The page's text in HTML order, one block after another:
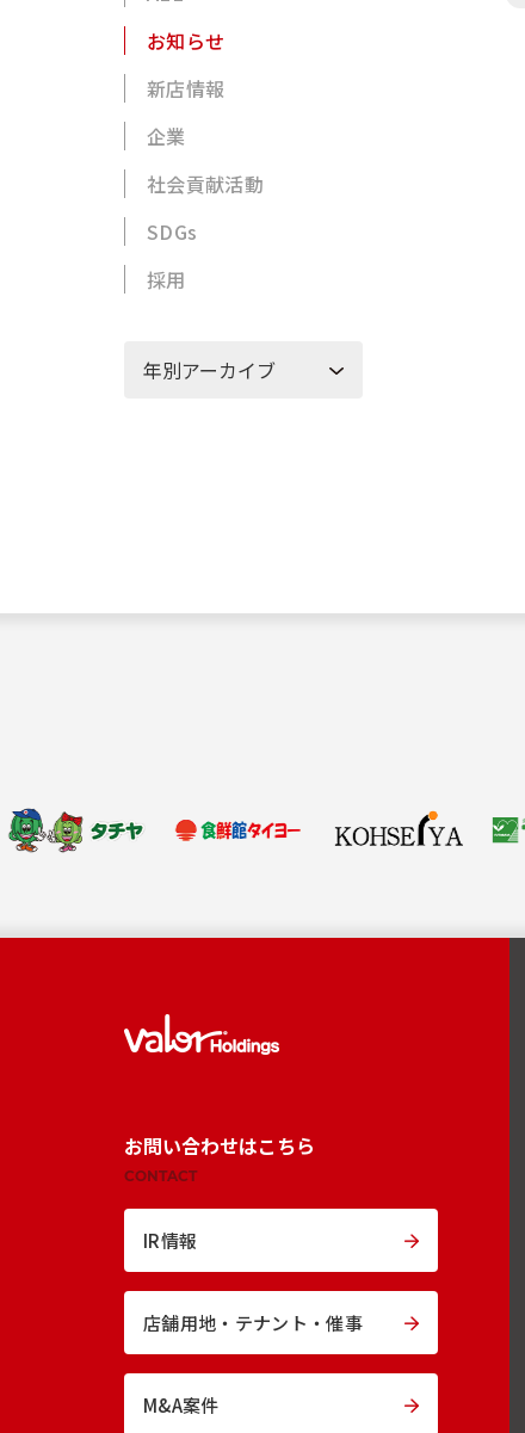
お知らせ
新店情報
企業
社会貢献活動
SDGs
採用
お問い合わせはこちら
CONTACT
IR情報
店舗用地・ テナント・催事
M&A案件